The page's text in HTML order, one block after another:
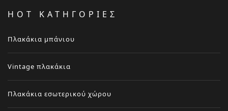
HOT ΚΑΤΗΓΟΡΙΕΣ
Πλακάκια μπάνιου
Vintage πλακάκια
Πλακάκια εσωτερικού χώρου